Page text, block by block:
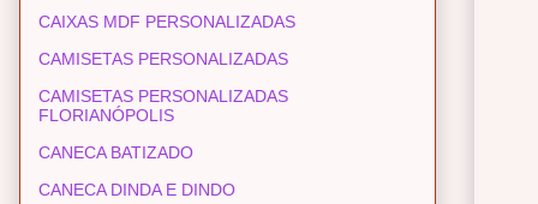
CAIXAS MDF PERSONALIZADAS
CAMISETAS PERSONALIZADAS
CAMISETAS PERSONALIZADAS
FLORIANÓPOLIS
CANECA BATIZADO
CANECA DINDA E DINDO